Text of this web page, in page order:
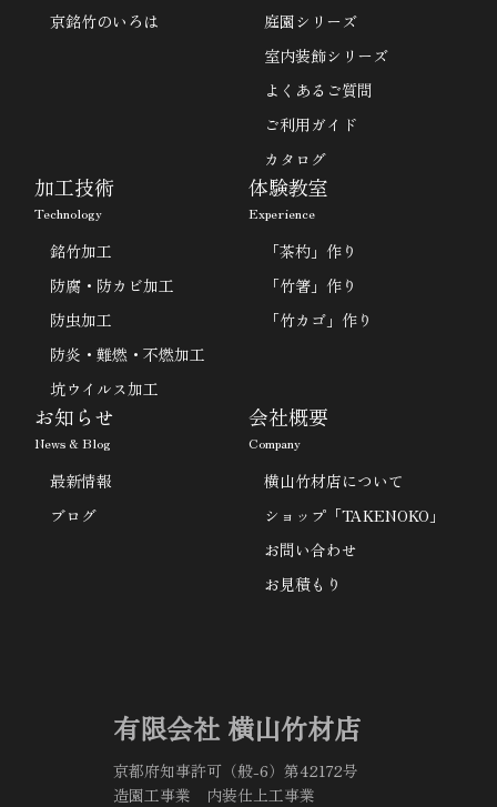
有限会社 横山竹材店
京都府知事許可（般-6）第42172号
造園工事業 内装仕上工事業
京銘竹のいろは
庭園シリーズ
室内装飾シリーズ
よくあるご質問
ご利用ガイド
カタログ
加工技術
Technology
銘竹加工
防腐・防カビ加工
防虫加工
防炎・難燃・不燃加工
坑ウイルス加工
体験教室
Experience
「茶杓」作り
「竹箸」作り
「竹カゴ」作り
お知らせ
News & Blog
最新情報
ブログ
会社概要
Company
横山竹材店について
ショップ「TAKENOKO」
お問い合わせ
お見積もり